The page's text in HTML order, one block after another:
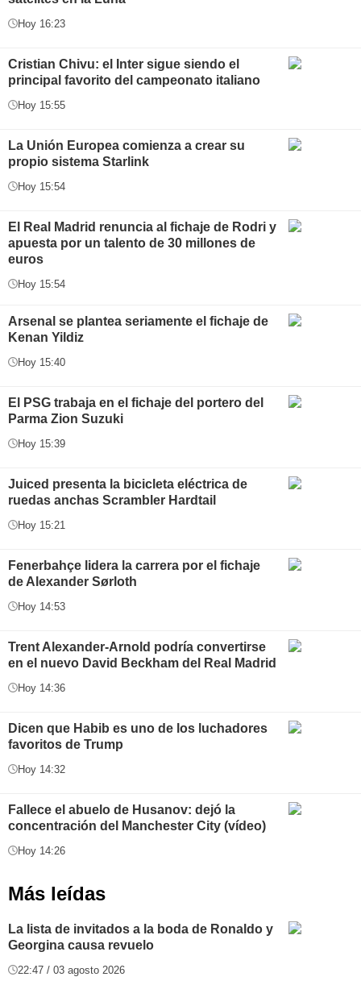
Hoy 16:23
Cristian Chivu: el Inter sigue siendo el
principal favorito del campeonato italiano
Hoy 15:55
La Unión Europea comienza a crear su
propio sistema Starlink
Hoy 15:54
El Real Madrid renuncia al fichaje de Rodri y
apuesta por un talento de 30 millones de
euros
Hoy 15:54
Arsenal se plantea seriamente el fichaje de
Kenan Yildiz
Hoy 15:40
El PSG trabaja en el fichaje del portero del
Parma Zion Suzuki
Hoy 15:39
Juiced presenta la bicicleta eléctrica de
ruedas anchas Scrambler Hardtail
Hoy 15:21
Fenerbahçe lidera la carrera por el fichaje
de Alexander Sørloth
Hoy 14:53
Trent Alexander-Arnold podría convertirse
en el nuevo David Beckham del Real Madrid
Hoy 14:36
Dicen que Habib es uno de los luchadores
favoritos de Trump
Hoy 14:32
Fallece el abuelo de Husanov: dejó la
concentración del Manchester City (vídeo)
Hoy 14:26
Más leídas
La lista de invitados a la boda de Ronaldo y
Georgina causa revuelo
22:47 / 03 agosto 2026